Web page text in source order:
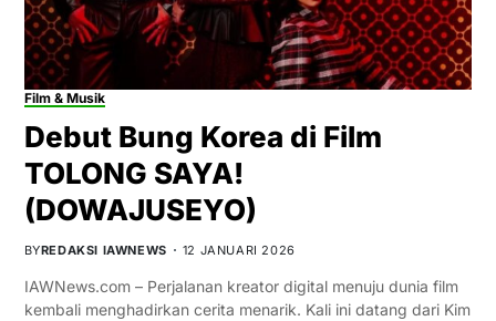
Film & Musik
Debut Bung Korea di Film
TOLONG SAYA!
(DOWAJUSEYO)
BYREDAKSI IAWNEWS 12 JANUARI 2026
IAWNews.com – Perjalanan kreator digital menuju dunia film
kembali menghadirkan cerita menarik. Kali ini datang dari Kim